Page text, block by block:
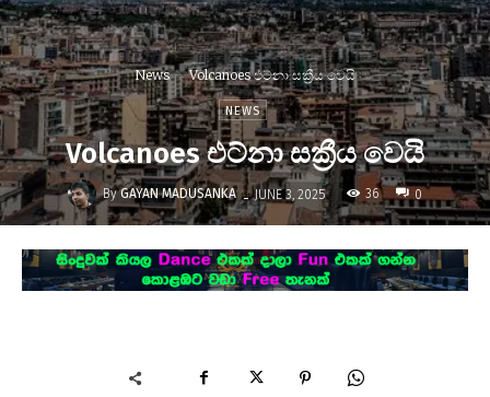
News Volcanoes එට්නා සක්‍රීය වෙයි
NEWS
Volcanoes එට්නා සක්‍රීය වෙයි
By GAYAN MADUSANKA - JUNE 3, 2025 36 0